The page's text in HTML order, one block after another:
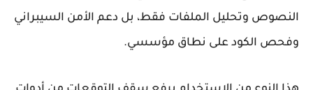
النصوص وتحليل الملفات فقط، بل دعم الأمن السيبراني
وفحص الكود على نطاق مؤسسي.